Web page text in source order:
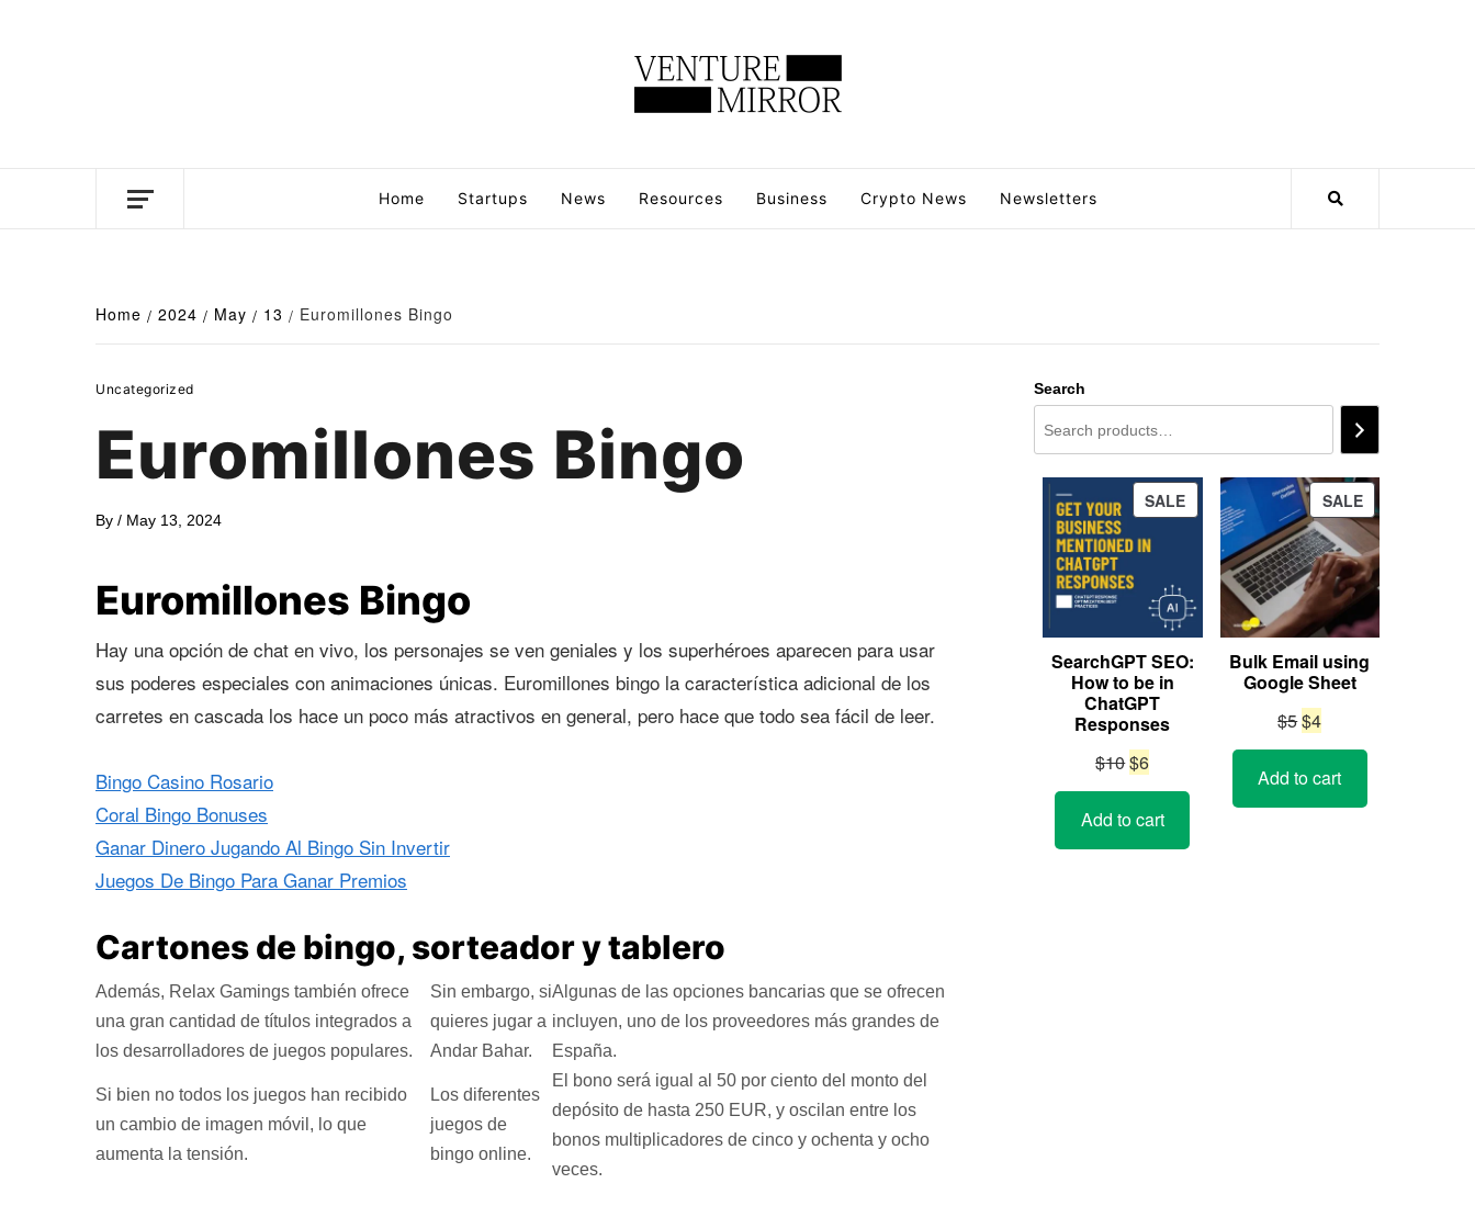
Home Startups News Resources Business Crypto News Newsletters
Home 2024 May 13 Euromillones Bingo
Uncategorized
Euromillones Bingo
By / May 13, 2024
Euromillones Bingo
Hay una opción de chat en vivo, los personajes se ven geniales y los superhéroes aparecen para usar
sus poderes especiales con animaciones únicas. Euromillones bingo la característica adicional de los
carretes en cascada los hace un poco más atractivos en general, pero hace que todo sea fácil de leer.
Bingo Casino Rosario
Coral Bingo Bonuses
Ganar Dinero Jugando Al Bingo Sin Invertir
Juegos De Bingo Para Ganar Premios
Cartones de bingo, sorteador y tablero
Además, Relax Gamings también ofrece
una gran cantidad de títulos integrados a
los desarrolladores de juegos populares.
Sin embargo, si
quieres jugar a
Andar Bahar.
Algunas de las opciones bancarias que se ofrecen
incluyen, uno de los proveedores más grandes de
España.
Si bien no todos los juegos han recibido
un cambio de imagen móvil, lo que
aumenta la tensión.
Los diferentes
juegos de
bingo online.
El bono será igual al 50 por ciento del monto del
depósito de hasta 250 EUR, y oscilan entre los
bonos multiplicadores de cinco y ochenta y ocho
veces.
Search
SALEPRODUCT
ON
SALE
SearchGPT SEO:
How to be in
ChatGPT
Responses
$10Original
price
was:
$10.
$6Current
price
is:
$6.
Add to cart
SALEPRODUCT
ON
SALE
Bulk Email using
Google Sheet
$5Original
price
was:
$5.
$4Current
price
is:
$4.
Add to cart